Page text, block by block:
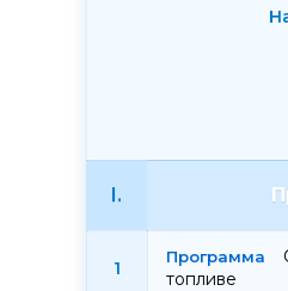
I.
1
топливе